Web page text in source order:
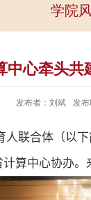
学院
中心牵头
发布者：刘斌 发
联合体（以
算中心协办